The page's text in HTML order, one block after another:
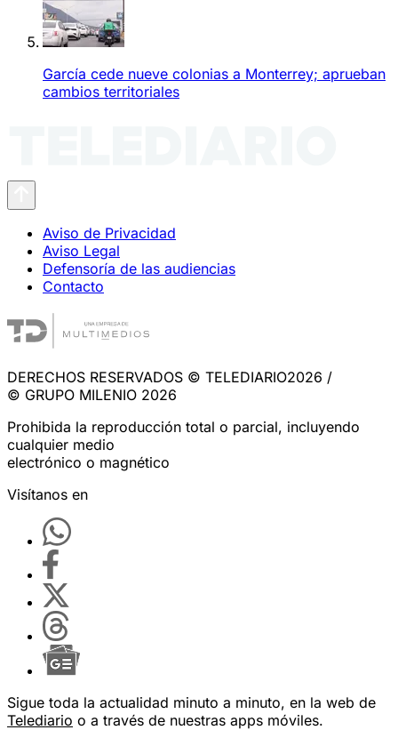
García cede nueve colonias a Monterrey; aprueban
cambios territoriales
Aviso de Privacidad
Aviso Legal
Defensoría de las audiencias
Contacto
DERECHOS RESERVADOS © TELEDIARIO2026 /
© GRUPO MILENIO 2026
Prohibida la reproducción total o parcial, incluyendo
cualquier medio
electrónico o magnético
Visítanos en
Sigue toda la actualidad minuto a minuto, en la web de
Telediario o a través de nuestras apps móviles.